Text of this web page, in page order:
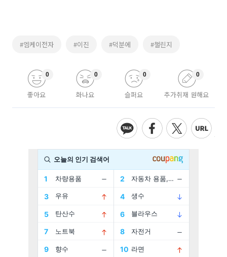
#엠케이전자 #이진 #덕분에 #챌린지
좋아요
0
화나요
0
슬퍼요
0
추가취재 원해요
0